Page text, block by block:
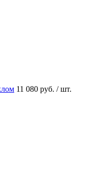
11 080 руб. / шт.